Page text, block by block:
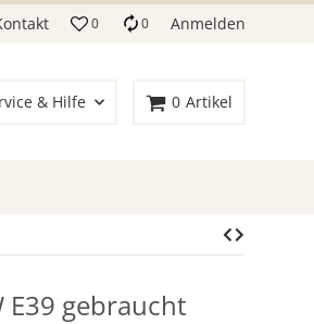
0 0 Anmelden
& Hilfe 0 Artikel
gebraucht